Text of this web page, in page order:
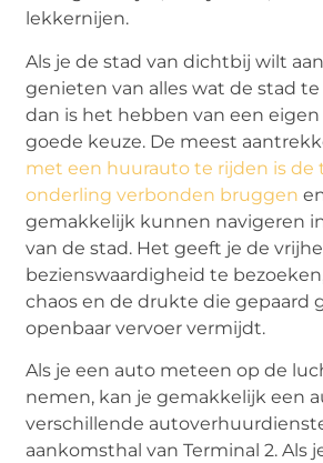
lekkernijen.
Als je de stad van dichtbij wilt
genieten van alles wat de stad
dan is het hebben van een
goede keuze. De meest
met een huurauto te rijden is de
onderling verbonden bruggen
gemakkelijk kunnen navigeren
van de stad. Het geeft je de
bezienswaardigheid te
chaos en de drukte die gepaard
openbaar vervoer vermijdt.
Als je een auto meteen op de
nemen, kan je gemakkelijk een
verschillende
aankomsthal van Terminal 2. Als